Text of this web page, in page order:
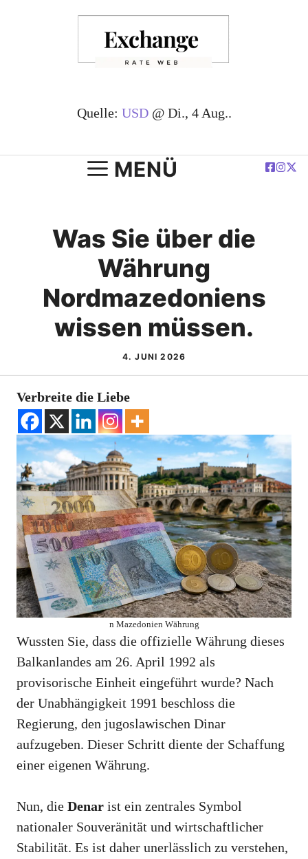
Quelle: USD@ Di., 4 Aug..
MENÜ
Was Sie über die
Währung
Nordmazedoniens
wissen müssen.
4. JUNI 2026
Verbreite die Liebe
n Mazedonien Währung
Wussten Sie, dass die offizielle Währung dieses
Balkanlandes am 26. April 1992 als
provisorische Einheit eingeführt wurde? Nach
der Unabhängigkeit 1991 beschloss die
Regierung, den jugoslawischen Dinar
aufzugeben. Dieser Schritt diente der Schaffung
einer eigenen Währung.
Nun, die Denar ist ein zentrales Symbol
nationaler Souveränität und wirtschaftlicher
Stabilität. Es ist daher unerlässlich zu verstehen,